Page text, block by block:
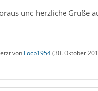
und herzliche Grüße
von Loop1954(30. Oktober